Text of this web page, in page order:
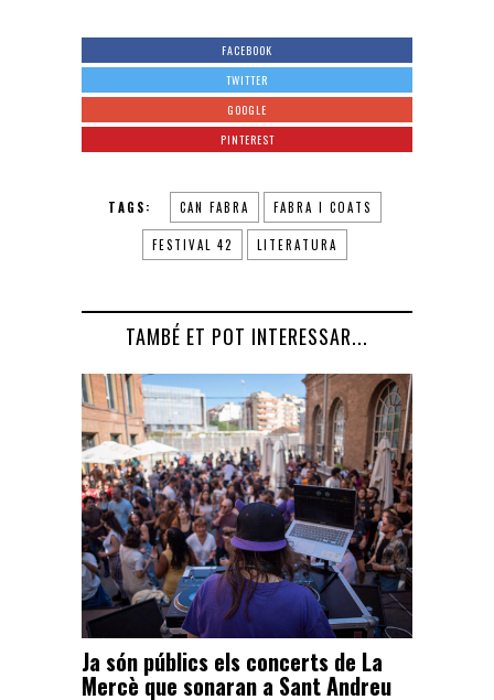
FACEBOOK
TWITTER
GOOGLE
PINTEREST
TAGS: CAN FABRA FABRA I COATS
FESTIVAL 42 LITERATURA
TAMBÉ ET POT INTERESSAR...
Ja són públics els concerts de La
Mercè que sonaran a Sant Andreu